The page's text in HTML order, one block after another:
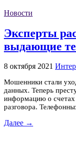
Новости
Эксперты
выдающие
8 октября 2021
Мошенники стали
данных. Теперь
информацию о счетах
разговора.
Далее →